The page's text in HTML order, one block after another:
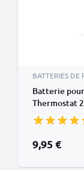
BATTERIES DE
Batterie
Thermostat
- (380mAh)
9,95 €